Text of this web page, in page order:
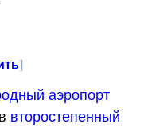
]
аэропорт
второстепенный